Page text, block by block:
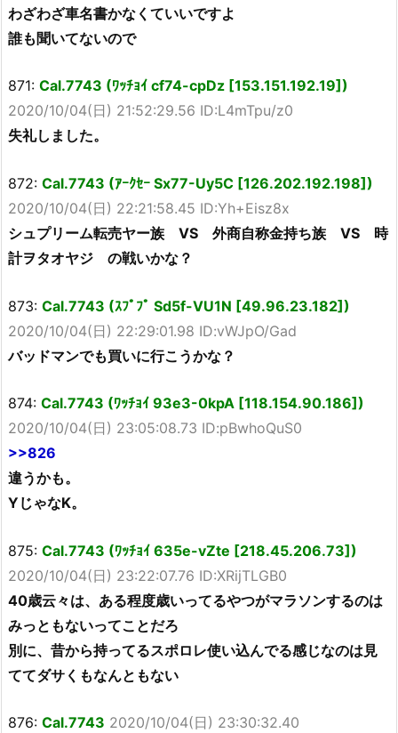
わざわざ車名書かなくていいですよ
誰も聞いてないので
871: Cal.7743 (ﾜｯﾁｮｲ cf74-cpDz [153.151.192.19])
2020/10/04(日) 21:52:29.56 ID:L4mTpu/z0
失礼しました。
872: Cal.7743 (ｱｰｸｾｰ Sx77-Uy5C [126.202.192.198])
2020/10/04(日) 22:21:58.45 ID:Yh+Eisz8x
シュプリーム転売ヤー族 VS 外商自称金持ち族 VS 時
計ヲタオヤジ の戦いかな？
873: Cal.7743 (ｽﾌﾟﾌﾟ Sd5f-VU1N [49.96.23.182])
2020/10/04(日) 22:29:01.98 ID:vWJpO/Gad
バッドマンでも買いに行こうかな？
874: Cal.7743 (ﾜｯﾁｮｲ 93e3-0kpA [118.154.90.186])
2020/10/04(日) 23:05:08.73 ID:pBwhoQuS0
>>826
違うかも。
YじゃなK。
875: Cal.7743 (ﾜｯﾁｮｲ 635e-vZte [218.45.206.73])
2020/10/04(日) 23:22:07.76 ID:XRijTLGB0
40歳云々は、ある程度歳いってるやつがマラソンするのは
みっともないってことだろ
別に、昔から持ってるスポロレ使い込んでる感じなのは見
ててダサくもなんともない
876: Cal.7743 2020/10/04(日) 23:30:32.40